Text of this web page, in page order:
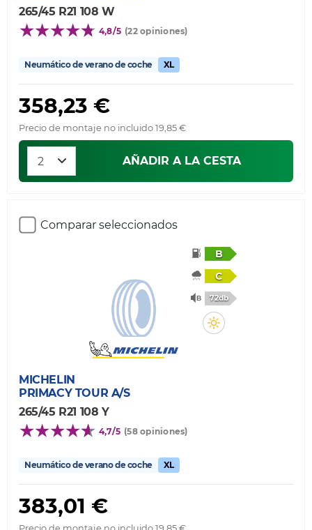
265/45 R21 108 W
4,8/5 (22 opiniones)
Neumático de verano de coche XL
358,23 €
Precio de montaje no incluido 19,85 €
AÑADIR A LA CESTA
Comparar seleccionados
B
C
72db
MICHELIN
PRIMACY TOUR A/S
265/45 R21 108 Y
4,7/5 (58 opiniones)
Neumático de verano de coche XL
383,01 €